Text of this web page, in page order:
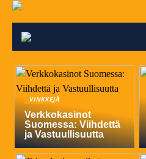
VINKKEJÄ
Verkkokasinot
Suomessa: Viihdettä
ja Vastuullisuutta